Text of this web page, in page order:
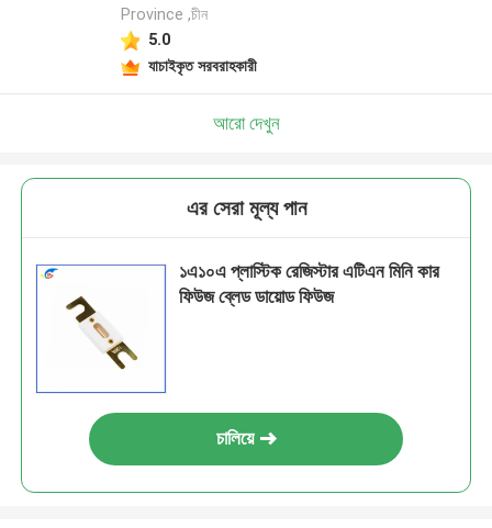
Province ,চীন
5.0
যাচাইকৃত সরবরাহকারী
আরো দেখুন
এর সেরা মূল্য পান
১এ১০এ প্লাস্টিক রেজিস্টার এটিএন মিনি কার
ফিউজ ব্লেড ডায়োড ফিউজ
চালিয়ে